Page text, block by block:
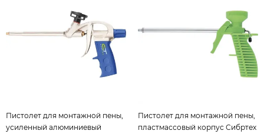
Пистолет для монтажной пены,
усиленный алюминиевый
Пистолет для монтажной пены,
пластмассовый корпус Сибртех